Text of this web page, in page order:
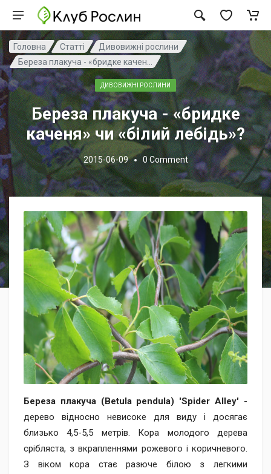
Головна Статті
Дивовижні рослини
Береза плакуча - «бридке качен...
ДИВОВИЖНІ РОСЛИНИ
Береза плакуча - «бридке
каченя» чи «білий лебідь»?
2015-06-09 0Comment
Береза плакуча (Betula pendula) 'Spider Alley' -
дерево відносно невисоке для виду і досягає
близько 4,5-5,5 метрів. Кора молодого дерева
срібляста, з вкрапленнями рожевого і коричневого.
З віком кора стає разюче білою з легкими